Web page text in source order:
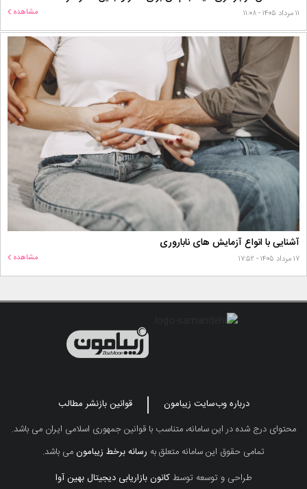
۱۱ مرداد ۱۴۰۵ - ۱۱:۰۸ مشاهده
آشنایی با انواع آزمایش های ناباروری
۱۷ مرداد ۱۴۰۵ - ۱۷:۵۲ مشاهده
درباره وب‌سایت زیبامون
قوانین بازنشر مطالب
محتوای درج شده در این سامانه، متناسب با قوانین جمهوری اسلامی ایران می باشد.
تمامی حقوق این سامانه متعلق به رسانه برخط زیبامونمی باشد.
طراحی و توسعه توسطکانون بازاریابی دیجیتال بهین آوا